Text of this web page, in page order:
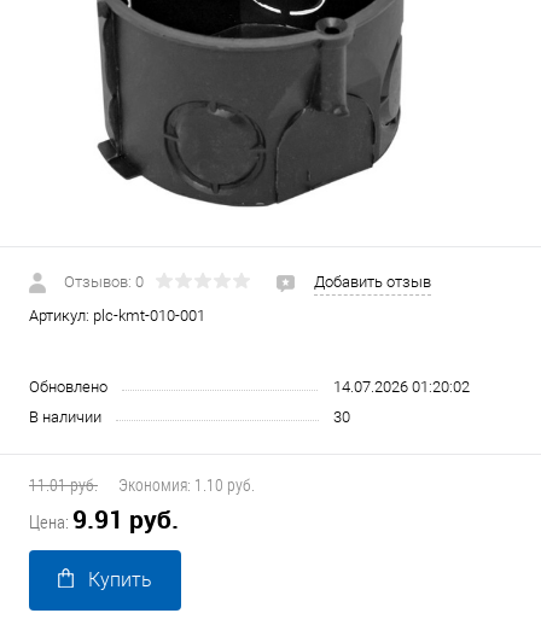
Отзывов: 0
Добавить отзыв
Артикул: plc-kmt-010-001
Обновлено
14.07.2026 01:20:02
В наличии
30
11.01 руб. Экономия: 1.10 руб.
Цена: 9.91 руб.
Купить